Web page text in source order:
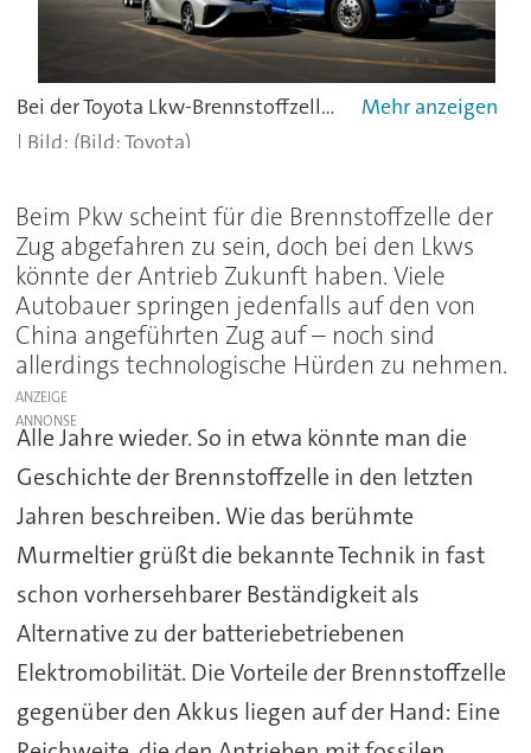
Bei der Toyota Lkw-Brennstoffzelle steht der Antrieb des Mirai Pate.
(Bild: Toyota)
Beim Pkw scheint für die Brennstoffzelle der
Zug abgefahren zu sein, doch bei den Lkws
könnte der Antrieb Zukunft haben. Viele
Autobauer springen jedenfalls auf den von
China angeführten Zug auf – noch sind
allerdings technologische Hürden zu nehmen.
ANZEIGE
Alle Jahre wieder. So in etwa könnte man die
Geschichte der Brennstoffzelle in den letzten
Jahren beschreiben. Wie das berühmte
Murmeltier grüßt die bekannte Technik in fast
schon vorhersehbarer Beständigkeit als
Alternative zu der batteriebetriebenen
Elektromobilität. Die Vorteile der Brennstoffzelle
gegenüber den Akkus liegen auf der Hand: Eine